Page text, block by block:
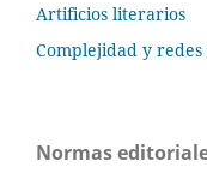
Artificios literarios
Complejidad y redes
Normas